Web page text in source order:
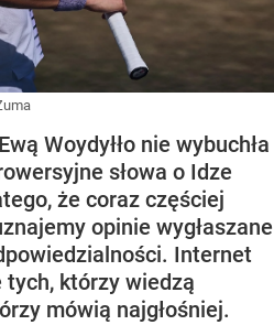
Woydyłło nie wybuchła
słowa o Idze
że coraz częściej
opinie wygłaszane
Internet
którzy wiedzą
mówią najgłośniej.